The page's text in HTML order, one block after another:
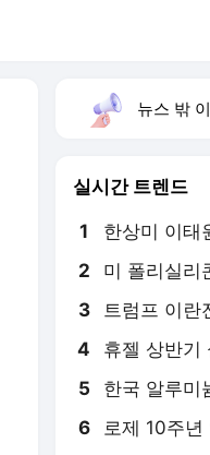
뉴스 밖 이
실시간 트렌드
1 한상미 이태
2 미 폴리실리
3 트럼프 이란
4 휴젤 상반기
5 한국 알루미
6 로제 10주년